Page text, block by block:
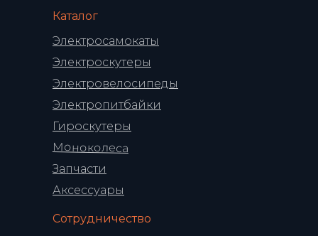
Электровелосипеды
Электропитбайки
Сотрудничество
Каталог
Электросамокаты
Электроскутеры
Гироскутеры
Запчасти
Аксессуары
Моноколеса